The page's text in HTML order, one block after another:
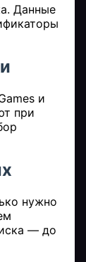
Данные
и
при
нужно
— до